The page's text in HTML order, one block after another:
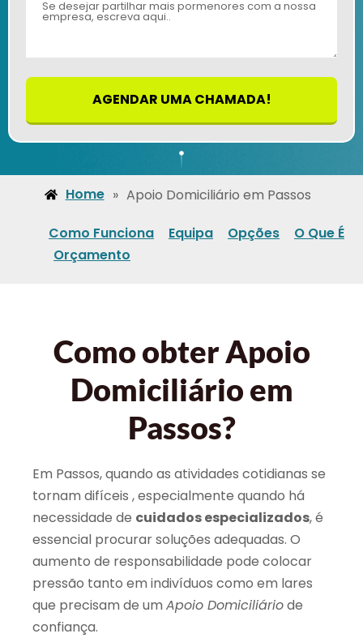
AGENDAR UMA CHAMADA!
Home » Apoio Domiciliário em Passos
Como Funciona Equipa Opções
O Que É
Orçamento
Como obter Apoio
Domiciliário em
Passos?
Em Passos, quando as atividades cotidianas se
tornam difíceis , especialmente quando há
necessidade de cuidados especializados, é
essencial procurar soluções adequadas. O
aumento de responsabilidade pode colocar
pressão tanto em indivíduos como em lares
que precisam de um Apoio Domiciliáriode
confiança.